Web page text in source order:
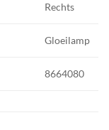
Rechts
Gloeilamp
8664080